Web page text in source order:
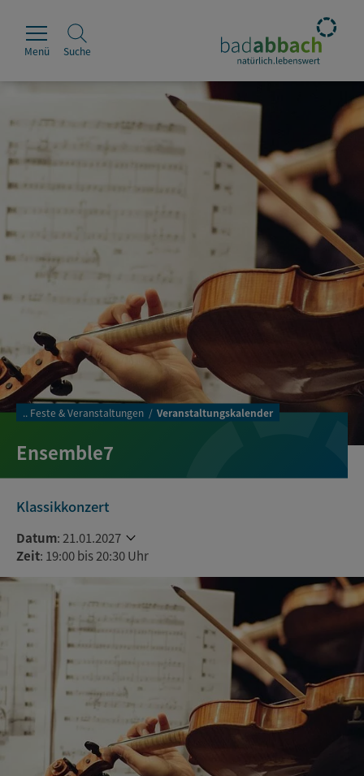
Erleben
Wirtschaft & Handel
Menü Suche
.. Feste & Veranstaltungen Veranstaltungskalender
Ensemble7
Klassikkonzert
Datum: 21.01.2027
Zeit: 19:00 bis 20:30 Uhr